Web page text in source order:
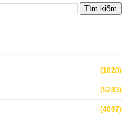
(1020)
(5283)
(4067)